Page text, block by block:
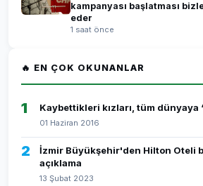
kampanyası başlatması
eder
1 saat önce
🔥 EN ÇOK OKUNANLAR
1 Kaybettikleri kızları, tüm dünyaya
01 Haziran 2016
2
İzmir Büyükşehir'den Hilton Oteli
açıklama
13 Şubat 2023